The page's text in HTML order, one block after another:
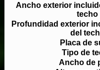
Ancho exterior
techo
Profundidad exterior
del
Placa de
Tipo de
Ancho de